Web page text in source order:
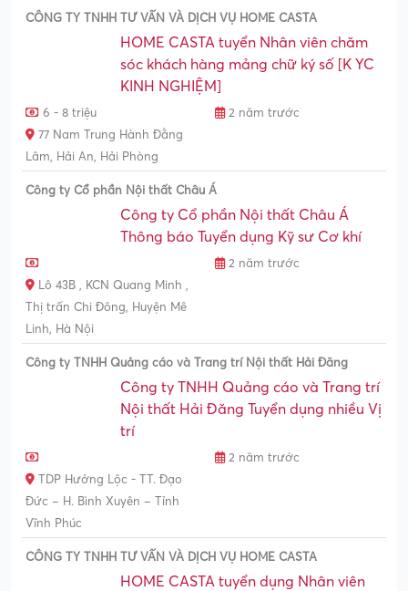
CÔNG TY TNHH TƯ VẤN VÀ DỊCH VỤ HOME CASTA
HOME CASTA tuyển Nhân viên chăm
sóc khách hàng mảng chữ ký số [K YC
KINH NGHIỆM]
6 - 8 triệu
2 năm trước
77 Nam Trung Hành Đằng
Lâm, Hải An, Hải Phòng
Công ty Cổ phần Nội thất Châu Á
Công ty Cổ phần Nội thất Châu Á
Thông báo Tuyển dụng Kỹ sư Cơ khí
2 năm trước
Lô 43B , KCN Quang Minh ,
Thị trấn Chi Đông, Huyện Mê
Linh, Hà Nội
Công ty TNHH Quảng cáo và Trang trí Nội thất Hải Đăng
Công ty TNHH Quảng cáo và Trang trí
Nội thất Hải Đăng Tuyển dụng nhiều Vị
trí
2 năm trước
TDP Hưởng Lộc - TT. Đạo
Đức – H. Bình Xuyên – Tỉnh
Vĩnh Phúc
CÔNG TY TNHH TƯ VẤN VÀ DỊCH VỤ HOME CASTA
HOME CASTA tuyển dụng Nhân viên